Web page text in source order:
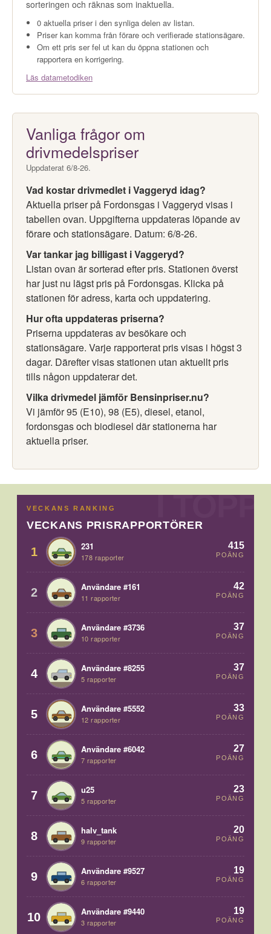
sorteringen och räknas som inaktuella.
0 aktuella priser i den synliga delen av listan.
Priser kan komma från förare och verifierade stationsägare.
Om ett pris ser fel ut kan du öppna stationen och
rapportera en korrigering.
Läs datametodiken
Vanliga frågor om
drivmedelspriser
Uppdaterat 6/8-26.
Vad kostar drivmedlet i Vaggeryd idag?
Aktuella priser på Fordonsgas i Vaggeryd visas i
tabellen ovan. Uppgifterna uppdateras löpande av
förare och stationsägare. Datum: 6/8-26.
Var tankar jag billigast i Vaggeryd?
Listan ovan är sorterad efter pris. Stationen överst
har just nu lägst pris på Fordonsgas. Klicka på
stationen för adress, karta och uppdatering.
Hur ofta uppdateras priserna?
Priserna uppdateras av besökare och
stationsägare. Varje rapporterat pris visas i högst 3
dagar. Därefter visas stationen utan aktuellt pris
tills någon uppdaterar det.
Vilka drivmedel jämför Bensinpriser.nu?
Vi jämför 95 (E10), 98 (E5), diesel, etanol,
fordonsgas och biodiesel där stationerna har
aktuella priser.
VECKANS RANKING
VECKANS PRISRAPPORTÖRER
1 231
178 rapporter
415
POÄNG
2 Användare #161
11 rapporter
42
POÄNG
3 Användare #3736
10 rapporter
37
POÄNG
4 Användare #8255
5 rapporter
37
POÄNG
5 Användare #5552
12 rapporter
33
POÄNG
6 Användare #6042
7 rapporter
27
POÄNG
7 u25
5 rapporter
23
POÄNG
8 halv_tank
9 rapporter
20
POÄNG
9 Användare #9527
6 rapporter
19
POÄNG
10 Användare #9440
3 rapporter
19
POÄNG